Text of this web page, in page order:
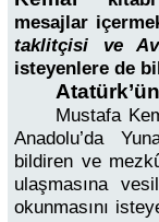
mesajlar
taklitçisi ve
isteyenlere de
Mustafa
Anadolu’da
bildiren ve
ulaşmasına
okunmasını